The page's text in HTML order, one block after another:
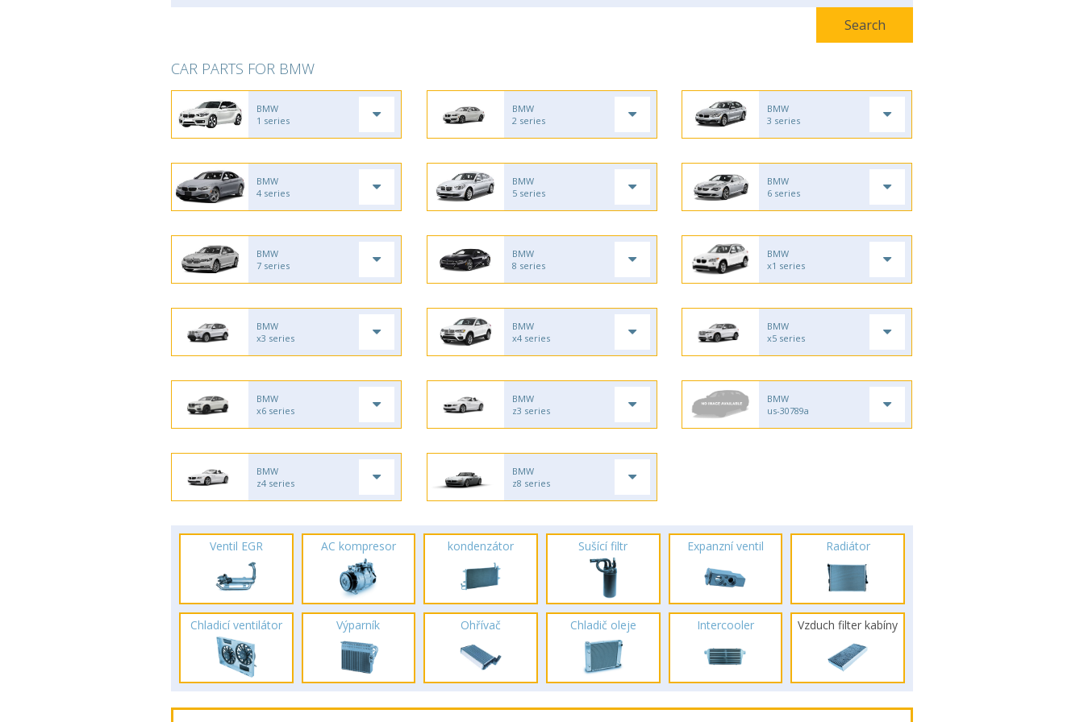
CAR PARTS FOR BMW
BMW
1 series
BMW
2 series
BMW
3 series
BMW
4 series
BMW
5 series
BMW
6 series
BMW
7 series
BMW
8 series
BMW
x1 series
BMW
x3 series
BMW
x4 series
BMW
x5 series
BMW
x6 series
BMW
z3 series
BMW
us-30789a
BMW
z4 series
BMW
z8 series
Ventil EGR AC kompresor kondenzátor Sušící filtr Expanzní ventil Radiátor
Chladicí ventilátor Výparník Ohřívač Chladič oleje Intercooler Vzduch filter kabíny